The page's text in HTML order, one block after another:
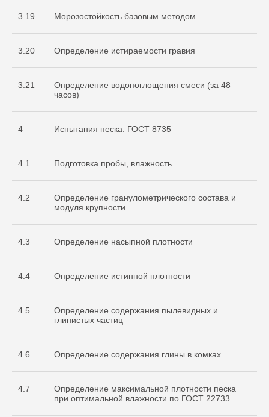
3.19 Морозостойкость базовым методом
3.20 Определение истираемости гравия
3.21
Определение водопоглощения смеси (за 48
часов)
4 Испытания песка. ГОСТ 8735
4.1 Подготовка пробы, влажность
4.2
Определение гранулометрического состава и
модуля крупности
4.3 Определение насыпной плотности
4.4 Определение истинной плотности
4.5
Определение содержания пылевидных и
глинистых частиц
4.6 Определение содержания глины в комках
4.7
Определение максимальной плотности песка
при оптимальной влажности по ГОСТ 22733